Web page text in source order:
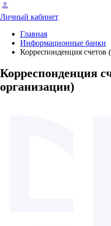
Личный кабинет
Главная
Информационные банки
Корреспонденция
Корреспонденция
организации)